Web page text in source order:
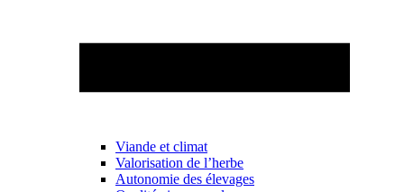
Viande et climat
Valorisation de l’herbe
Autonomie des élevages